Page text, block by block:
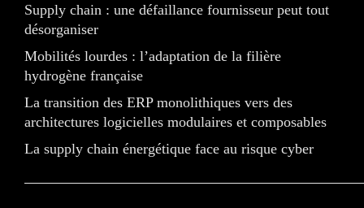
Supply chain : une défaillance fournisseur peut tout
désorganiser
Mobilités lourdes : l’adaptation de la filière
hydrogène française
La transition des ERP monolithiques vers des
architectures logicielles modulaires et composables
La supply chain énergétique face au risque cyber